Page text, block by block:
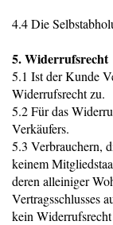
4.4 Die
5. Widerrufsrecht
5.1 Ist der Kunde
Widerrufsrecht zu.
5.2 Für das
Verkäufers.
5.3 Verbrauchern,
keinem
deren alleiniger
Vertragsschlusses
kein